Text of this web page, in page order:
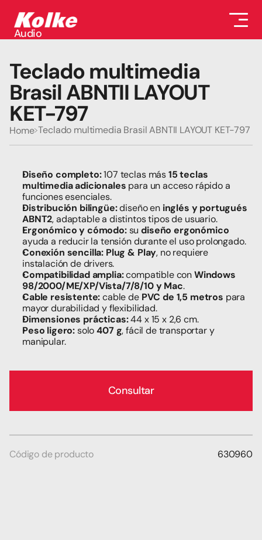
Audio
Auriculares
Conectividad
Gaming
Seguridad
Perifericos
Televisores
Tabletas
Teclado multimedia
Brasil ABNTII LAYOUT
KET-797
Home Teclado multimedia Brasil ABNTII LAYOUT KET-797
Diseño completo: 107 teclas más 15 teclas
multimedia adicionales para un acceso rápido a
funciones esenciales.
Distribución bilingüe: diseño en inglés y portugués
ABNT2, adaptable a distintos tipos de usuario.
Ergonómico y cómodo: su diseño ergonómico
ayuda a reducir la tensión durante el uso prolongado.
Conexión sencilla: Plug & Play, no requiere
instalación de drivers.
Compatibilidad amplia: compatible con Windows
98/2000/ME/XP/Vista/7/8/10 y Mac.
Cable resistente: cable de PVC de 1,5 metros para
mayor durabilidad y flexibilidad.
Dimensiones prácticas: 44 x 15 x 2,6 cm.
Peso ligero: solo 407 g, fácil de transportar y
manipular.
Consultar
Código de producto 630960